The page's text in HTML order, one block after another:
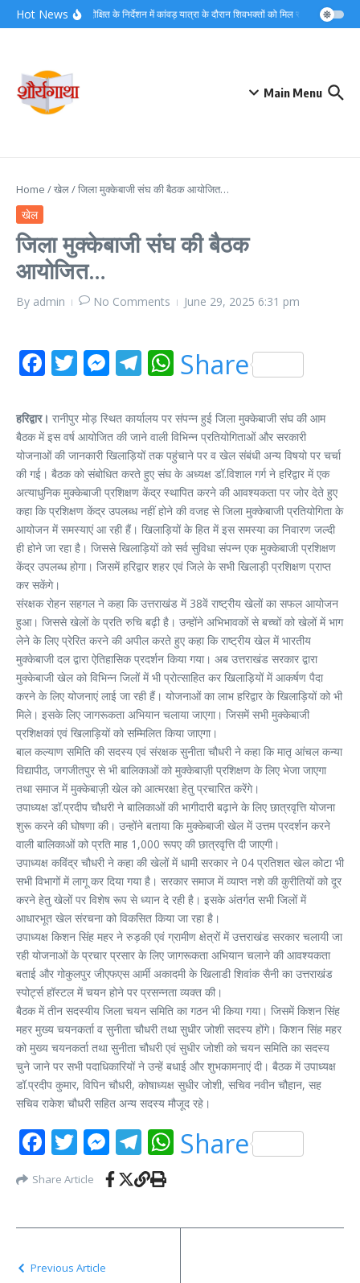
Skip to content
Hot Newsडीएम मयूर दीक्षित के निर्देशन में कांवड़ यात्रा के दौरान शिवभक्तों को मिल रहा त्वरित
Main Menu
Home /खेल/जिला मुक्केबाजी संघ की बैठक आयोजित…
खेल
जिला मुक्केबाजी संघ की बैठक
आयोजित…
By admin No Comments June 29, 2025 6:31 pm
Facebook
Twitter
Messenger
Telegram
WhatsApp
Share
हरिद्वार। रानीपुर मोड़ स्थित कार्यालय पर संपन्न हुई जिला मुक्केबाजी संघ की आम
बैठक में इस वर्ष आयोजित की जाने वाली विभिन्न प्रतियोगिताओं और सरकारी
योजनाओं की जानकारी खिलाड़ियों तक पहुंचाने पर व खेल संबंधी अन्य विषयो पर चर्चा
की गई। बैठक को संबोधित करते हुए संघ के अध्यक्ष डॉ.विशाल गर्ग ने हरिद्वार में एक
अत्याधुनिक मुक्केबाजी प्रशिक्षण केंद्र स्थापित करने की आवश्यकता पर जोर देते हुए
कहा कि प्रशिक्षण केंद्र उपलब्ध नहीं होने की वजह से जिला मुक्केबाजी प्रतियोगिता के
आयोजन में समस्याएं आ रही हैं। खिलाड़ियों के हित में इस समस्या का निवारण जल्दी
ही होने जा रहा है। जिससे खिलाड़ियों को सर्व सुविधा संपन्न एक मुक्केबाजी प्रशिक्षण
केंद्र उपलब्ध होगा। जिसमें हरिद्वार शहर एवं जिले के सभी खिलाड़ी प्रशिक्षण प्राप्त
कर सकेंगे।
संरक्षक रोहन सहगल ने कहा कि उत्तराखंड में 38वें राष्ट्रीय खेलों का सफल आयोजन
हुआ। जिससे खेलों के प्रति रुचि बढ़ी है। उन्होंने अभिभावकों से बच्चों को खेलों में भाग
लेने के लिए प्रेरित करने की अपील करते हुए कहा कि राष्ट्रीय खेल में भारतीय
मुक्केबाजी दल द्वारा ऐतिहासिक प्रदर्शन किया गया। अब उत्तराखंड सरकार द्वारा
मुक्केबाजी खेल को विभिन्न जिलों में भी प्रोत्साहित कर खिलाड़ियों में आकर्षण पैदा
करने के लिए योजनाएं लाई जा रही हैं। योजनाओं का लाभ हरिद्वार के खिलाड़ियों को भी
मिले। इसके लिए जागरूकता अभियान चलाया जाएगा। जिसमें सभी मुक्केबाजी
प्रशिक्षकां एवं खिलाड़ियों को सम्मिलित किया जाएगा।
बाल कल्याण समिति की सदस्य एवं संरक्षक सुनीता चौधरी ने कहा कि मातृ आंचल कन्या
विद्यापीठ, जगजीतपुर से भी बालिकाओं को मुक्केबाज़ी प्रशिक्षण के लिए भेजा जाएगा
तथा समाज में मुक्केबाज़ी खेल को आत्मरक्षा हेतु प्रचारित करेंगे।
उपाध्यक्ष डॉ.प्रदीप चौधरी ने बालिकाओं की भागीदारी बढ़ाने के लिए छात्रवृत्ति योजना
शुरू करने की घोषणा की। उन्होंने बताया कि मुक्केबाजी खेल में उत्तम प्रदर्शन करने
वाली बालिकाओं को प्रति माह 1,000 रूपए की छात्रवृत्ति दी जाएगी।
उपाध्यक्ष कविंद्र चौधरी ने कहा की खेलों में धामी सरकार ने 04 प्रतिशत खेल कोटा भी
सभी विभागों में लागू कर दिया गया है। सरकार समाज में व्याप्त नशे की कुरीतियों को दूर
करने हेतु खेलों पर विशेष रूप से ध्यान दे रही है। इसके अंतर्गत सभी जिलों में
आधारभूत खेल संरचना को विकसित किया जा रहा है।
उपाध्यक्ष किशन सिंह महर ने रुड़की एवं ग्रामीण क्षेत्रों में उत्तराखंड सरकार चलायी जा
रही योजनाओं के प्रचार प्रसार के लिए जागरूकता अभियान चलाने की आवश्यकता
बताई और गोकुलपुर जीएफएस आर्मी अकादमी के खिलाडी शिवांक सैनी का उत्तराखंड
स्पोर्ट्स हॉस्टल में चयन होने पर प्रसन्नता व्यक्त की।
बैठक में तीन सदस्यीय जिला चयन समिति का गठन भी किया गया। जिसमें किशन सिंह
महर मुख्य चयनकर्ता व सुनीता चौधरी तथा सुधीर जोशी सदस्य होंगे। किशन सिंह महर
को मुख्य चयनकर्ता तथा सुनीता चौधरी एवं सुधीर जोशी को चयन समिति का सदस्य
चुने जाने पर सभी पदाधिकारियों ने उन्हें बधाई और शुभकामनाएं दी। बैठक में उपाध्यक्ष
डॉ.प्रदीप कुमार, विपिन चौधरी, कोषाध्यक्ष सुधीर जोशी, सचिव नवीन चौहान, सह
सचिव राकेश चौधरी सहित अन्य सदस्य मौजूद रहे।
Facebook
Twitter
Messenger
Telegram
WhatsApp
Share
Share Article
Previous Article